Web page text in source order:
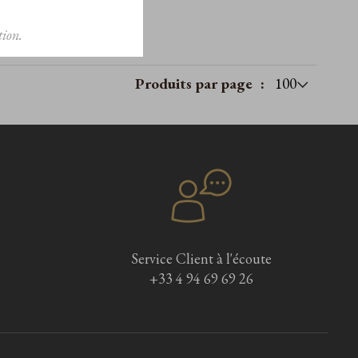
Produits par page
Service Client à l'écoute
+33 4 94 69 69 26